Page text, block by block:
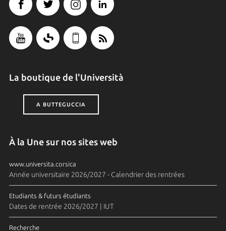
La boutique de l'Università
A BUTTEGUCCIA
À la Une sur nos sites web
www.universita.corsica
Année universitaire 2026/2027 - Calendrier des rentrées
Etudiants & futurs étudiants
Dates de rentrée 2026/2027 | IUT
Recherche